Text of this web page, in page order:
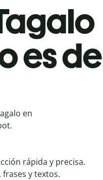
es de
en
rápida y precisa.
frases y textos.